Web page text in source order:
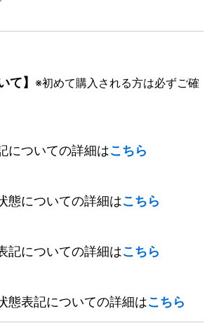
て】 ※初めて購入される方は必ずご確
についての詳細はこちら
態についての詳細はこちら
記についての詳細はこちら
態表記についての詳細はこちら